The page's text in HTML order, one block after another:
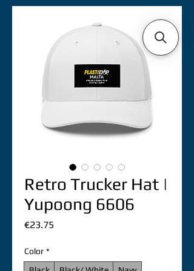
Retro Trucker Hat |
Yupoong 6606
€23.75
Color *